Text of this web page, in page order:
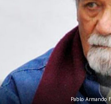
Pablo Armando